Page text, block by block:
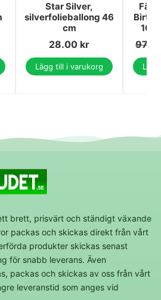
Star Silver,
silverfolieballong 46
cm
28.00 kr
Lägg till i varukorg
10-
brett, prisvärt och ständigt växande
packas och skickas direkt från vårt
produkter skickas senast
för snabb leverans. Även
packas och skickas av oss från vårt
leveranstid som anges vid